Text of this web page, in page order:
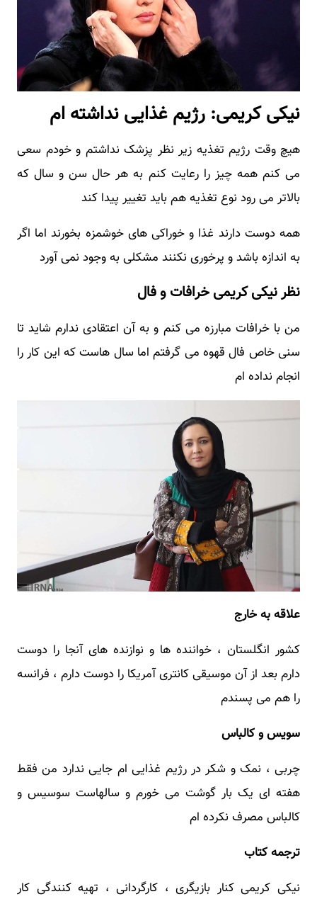
نیکی کریمی: رژیم غذایی نداشته ام
هیچ وقت رژیم تغذیه زیر نظر پزشک نداشتم و خودم سعی
می کنم همه چیز را رعایت کنم به هر حال سن و سال که
بالاتر می رود نوع تغذیه هم باید تغییر پیدا کند
همه دوست دارند غذا و خوراکی های خوشمزه بخورند اما اگر
به اندازه باشد و پرخوری نکنند مشکلی به وجود نمی آورد
نظر نیکی کریمی خرافات و فال
من با خرافات مبارزه می کنم و به آن اعتقادی ندارم شاید تا
سنی خاص فال قهوه می گرفتم اما سال هاست که این کار را
انجام نداده ام
علاقه به خارج
کشور انگلستان ، خواننده ها و نوازنده های آنجا را دوست
دارم بعد از آن موسیقی کانتری آمریکا را دوست دارم ، فرانسه
را هم می پسندم
سویس و کالباس
چربی ، نمک و شکر در رژیم غذایی ام جایی ندارد من فقط
هفته ای یک بار گوشت می خورم و سالهاست سوسیس و
کالباس مصرف نکرده ام
ترجمه کتاب
نیکی کریمی کنار بازیگری ، کارگردانی ، تهیه کنندگی کار